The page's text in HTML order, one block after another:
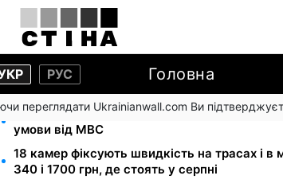
РУС Головна
переглядати Ukrainianwall.com Ви
Звільнені з полону безплатно відновлять
умови від МВС
18 камер фіксують швидкість на трасах і в
340 і 1700 грн, де стоять у серпні